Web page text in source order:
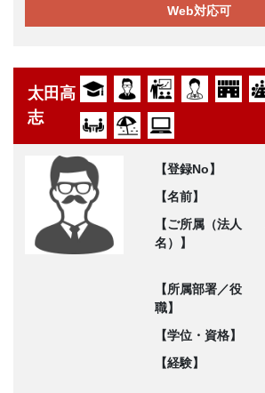
Web対応可
太田高
志
【登録No】
【名前】
【ご所属（法人
名）】
【所属部署／役
職】
【学位・資格】
【経験】